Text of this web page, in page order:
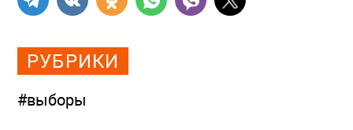
РУБРИКИ
#выборы